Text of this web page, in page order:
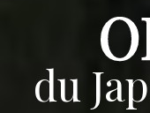
du